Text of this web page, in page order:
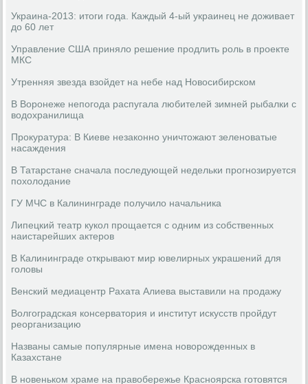
Украина-2013: итоги года. Каждый 4-ый украинец не доживает
до 60 лет
Управление США приняло решение продлить роль в проекте
МКС
Утренняя звезда взойдет на небе над Новосибирском
В Воронеже непогода распугала любителей зимней рыбалки с
водохранилища
Прокуратура: В Киеве незаконно уничтожают зеленоватые
насаждения
В Татарстане сначала последующей недельки прогнозируется
похолодание
ГУ МЧС в Калининграде получило начальника
Липецкий театр кукол прощается с одним из собственных
наистарейших актеров
В Калининграде открывают мир ювелирных украшений для
головы
Венский медиацентр Рахата Алиева выставили на продажу
Волгоградская консерватория и институт искусств пройдут
реорганизацию
Названы самые популярные имена новорожденных в
Казахстане
В новеньком храме на правобережье Красноярска готовятся